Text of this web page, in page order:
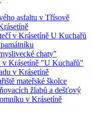
asfaltu v Třísově
v Krásetíně U Kuchařů
chaty"
v Krásetíně "U Kuchařů"
v Krásetíně
mateřské školce
žlabů a dešťový
v Krásetíně